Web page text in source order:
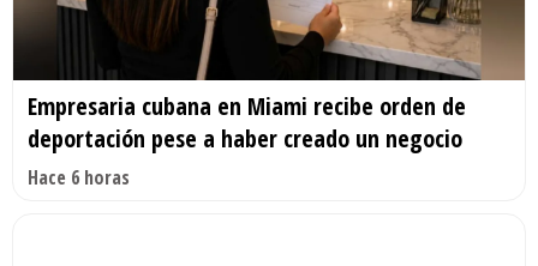
Empresaria cubana en Miami recibe orden de
deportación pese a haber creado un negocio
Hace 6 horas